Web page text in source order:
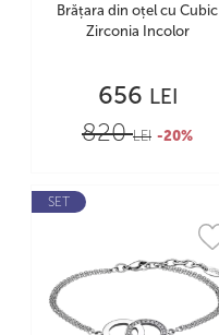
Brățara din oțel cu Cubic
Zirconia Incolor
656 LEI
820LEI -20%
SET